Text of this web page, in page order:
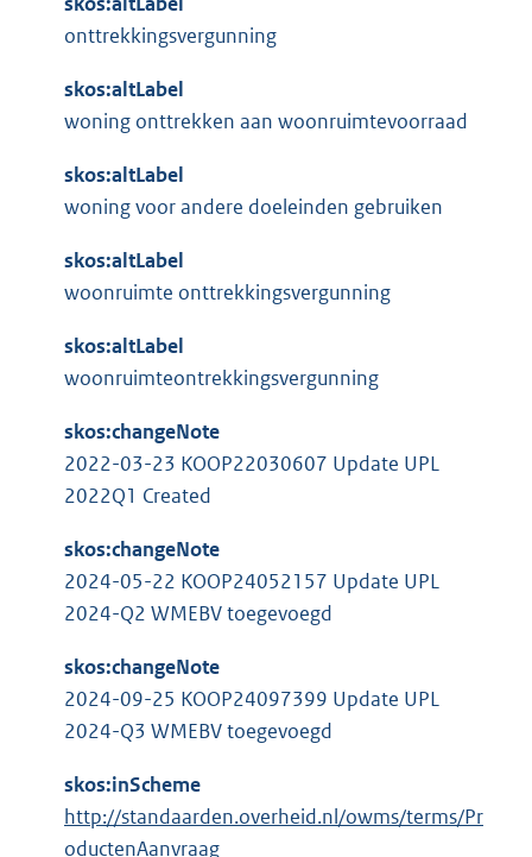
onttrekkingsvergunning
skos:altLabel
woning onttrekken aan woonruimtevoorraad
skos:altLabel
woning voor andere doeleinden gebruiken
skos:altLabel
woonruimte onttrekkingsvergunning
skos:altLabel
woonruimteontrekkingsvergunning
skos:changeNote
2022-03-23 KOOP22030607 Update UPL
2022Q1 Created
skos:changeNote
2024-05-22 KOOP24052157 Update UPL
2024-Q2 WMEBV toegevoegd
skos:changeNote
2024-09-25 KOOP24097399 Update UPL
2024-Q3 WMEBV toegevoegd
skos:inScheme
http://standaarden.overheid.nl/owms/terms/Pr
oductenAanvraag